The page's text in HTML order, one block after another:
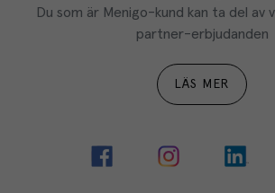
Du som är Menigo-kund kan ta del av
partner-erbjudanden
LÄS MER